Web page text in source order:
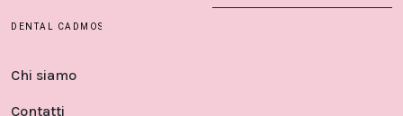
Chi siamo
Contatti